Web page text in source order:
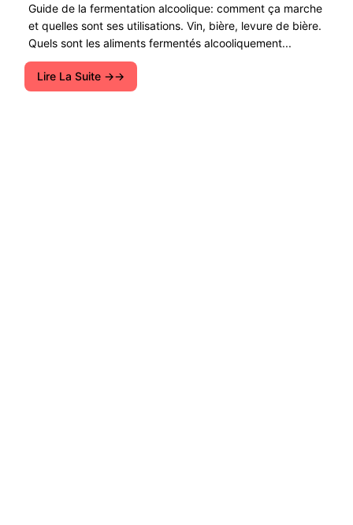
Guide de la fermentation alcoolique: comment ça marche
et quelles sont ses utilisations. Vin, bière, levure de bière.
Quels sont les aliments fermentés alcooliquement...
Lire La Suite →